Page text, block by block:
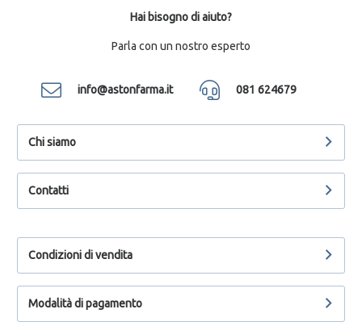
Hai bisogno di aiuto?
Parla con un nostro esperto
info@astonfarma.it 081 624679
Chi siamo
Contatti
Condizioni di vendita
Modalità di pagamento